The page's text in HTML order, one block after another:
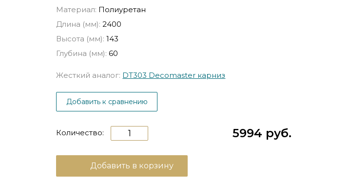
Материал: Полиуретан
Длина (мм): 2400
Высота (мм): 143
Глубина (мм): 60
Жесткий аналог: DT303 Decomaster карниз
Добавить к сравнению
5994 руб.
Количество:
Добавить в корзину